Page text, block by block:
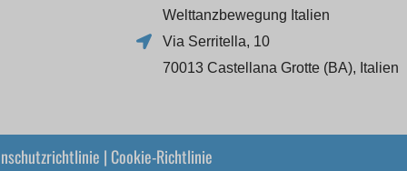
Welttanzbewegung Italien
Via Serritella, 10
70013 Castellana Grotte (BA), Italien
| Cookie-Richtlinie